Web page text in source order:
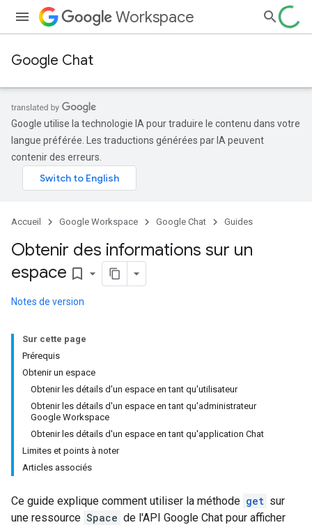
Workspace
Google Chat
Google utilise la technologie IA pour traduire le contenu dans votre
langue préférée. Les traductions générées par IA peuvent
contenir des erreurs.
Accueil Google Workspace Google Chat Guides
Obtenir des informations sur un
espace bookmark_border
Notes de version
Sur cette page
Prérequis
Obtenir un espace
Obtenir les détails d'un espace en tant qu'utilisateur
Obtenir les détails d'un espace en tant qu'administrateur
Google Workspace
Obtenir les détails d'un espace en tant qu'application Chat
Limites et points à noter
Articles associés
Ce guide explique comment utiliser la méthode get sur
une ressource Space de l'API Google Chat pour afficher